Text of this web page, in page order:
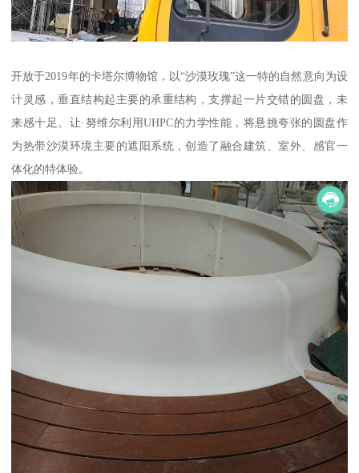
开放于2019年的卡塔尔博物馆，以“沙漠玫瑰”这一特的自然意向为设
计灵感，垂直结构起主要的承重结构，支撑起一片交错的圆盘，未
来感十足。让·努维尔利用UHPC的力学性能，将悬挑夸张的圆盘作
为热带沙漠环境主要的遮阳系统，创造了融合建筑、室外、感官一
体化的特体验。